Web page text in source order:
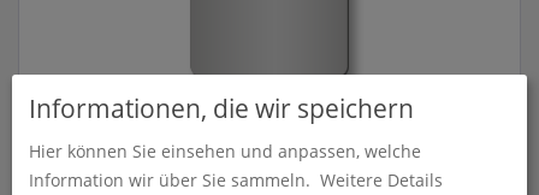
Getränkeuntersetzer aus Airlaid | 9 cm x 9 cm
eckig | einseitig bedruckt
zum Artikel
Informationen, die wir speichern
Hier können Sie einsehen und anpassen, welche
Information wir über Sie sammeln. Weitere Details